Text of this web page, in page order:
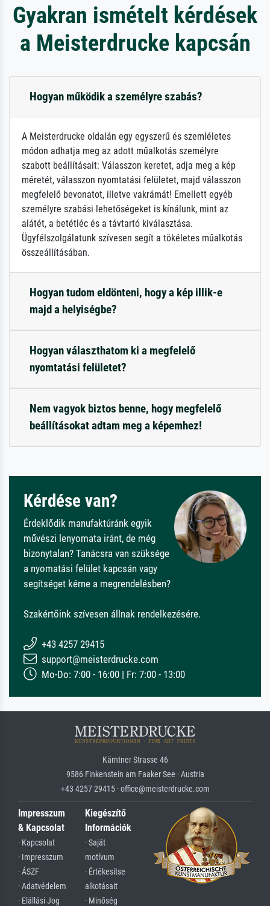
Gyakran ismételt kérdések
a Meisterdrucke kapcsán
Hogyan működik a személyre szabás?
A Meisterdrucke oldalán egy egyszerű és szemléletes
módon adhatja meg az adott műalkotás személyre
szabott beállításait: Válasszon keretet, adja meg a kép
méretét, válasszon nyomtatási felületet, majd válasszon
megfelelő bevonatot, illetve vakrámát! Emellett egyéb
személyre szabási lehetőségeket is kínálunk, mint az
alátét, a betétléc és a távtartó kiválasztása.
Ügyfélszolgálatunk szívesen segít a tökéletes műalkotás
összeállításában.
Hogyan tudom eldönteni, hogy a kép illik-e
majd a helyiségbe?
Hogyan választhatom ki a megfelelő
nyomtatási felületet?
Nem vagyok biztos benne, hogy megfelelő
beállításokat adtam meg a képemhez!
Kérdése van?
Érdeklődik manufaktúránk egyik
művészi lenyomata iránt, de még
bizonytalan? Tanácsra van szüksége
a nyomatási felület kapcsán vagy
segítséget kérne a megrendelésben?
Szakértőink szívesen állnak rendelkezésére.
+43 4257 29415
support@meisterdrucke.com
Mo-Do: 7:00 - 16:00 | Fr: 7:00 - 13:00
Kärntner Strasse 46
9586 Finkenstein am Faaker See · Austria
+43 4257 29415 · office@meisterdrucke.com
Impresszum
& Kapcsolat
· Kapcsolat
· Impresszum
· ÁSZF
· Adatvédelem
· Elállási Jog
Kiegészítő
Információk
· Saját
motívum
· Értékesítse
alkotásait
· Minőség